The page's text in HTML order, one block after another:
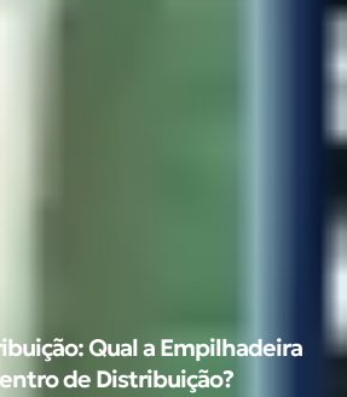
Qual a Empilhadeira
de Distribuição?